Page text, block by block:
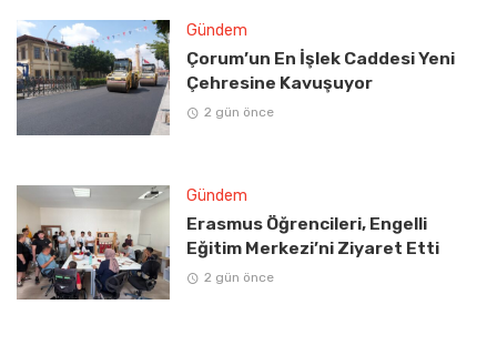
Gündem
Çorum’un En İşlek Caddesi Yeni
Çehresine Kavuşuyor
2 gün önce
Gündem
Erasmus Öğrencileri, Engelli
Eğitim Merkezi’ni Ziyaret Etti
2 gün önce